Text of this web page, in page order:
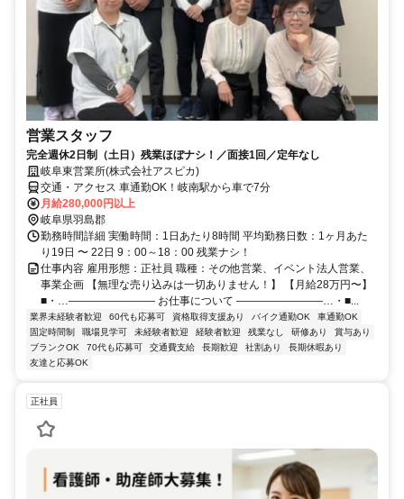
営業スタッフ
完全週休2日制（土日）残業ほぼナシ！／面接1回／定年なし
岐阜東営業所(株式会社アスピカ)
交通・アクセス 車通勤OK！岐南駅から車で7分
月給280,000円以上
岐阜県羽島郡
勤務時間詳細 実働時間：1日あたり8時間 平均勤務日数：1ヶ月あた
り19日 〜 22日 9：00～18：00 残業ナシ！
仕事内容 雇用形態：正社員 職種：その他営業、イベント法人営業、
事業企画 【無理な売り込みは一切ありません！】 【月給28万円〜】
■・…―――――――― お仕事について ――――――――…・■...
業界未経験者歓迎 60代も応募可 資格取得支援あり バイク通勤OK
車通勤OK
固定時間制
職場見学可 未経験者歓迎 経験者歓迎 残業なし 研修あり
賞与あり
ブランクOK
70代も応募可 交通費支給 長期歓迎 社割あり
長期休暇あり
友達と応募OK
正社員